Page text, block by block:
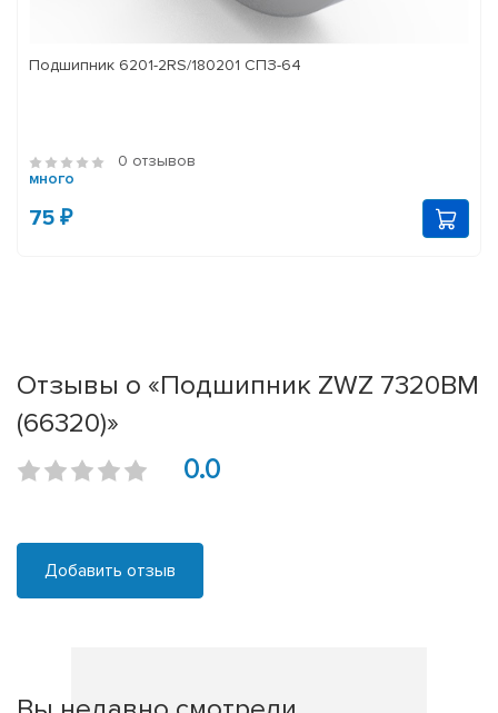
Подшипник 6201-2RS/180201 СПЗ-64
0 отзывов
много
75 ₽
Отзывы о «Подшипник ZWZ 7320BM
(66320)»
0.0
Добавить отзыв